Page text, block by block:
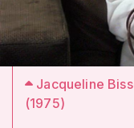
Jacqueline
(1975)